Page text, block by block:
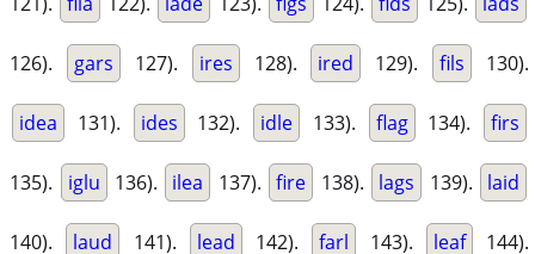
126). gars 127). ires 128). ired 129). fils 130).
idea 131). ides 132). idle 133). flag 134). firs
135). iglu 136). ilea 137). fire 138). lags 139). laid
140). laud 141). lead 142). farl 143). leaf 144).